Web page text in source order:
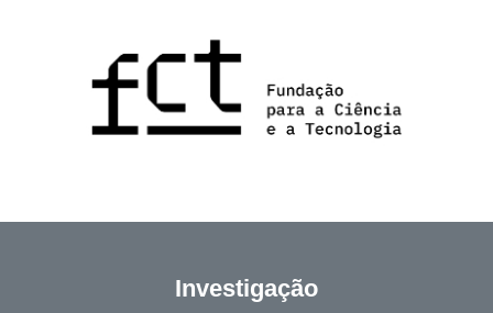
Investigação